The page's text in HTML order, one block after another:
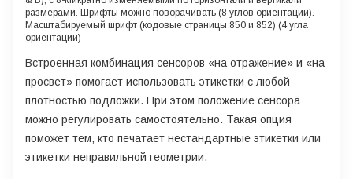
размерами. Шрифты можно поворачивать (8 углов ориентации).
Масштабируемый шрифт (кодовые страницы 850 и 852) (4 угла
ориентации)
Встроенная комбинация сенсоров «на отражение» и «на
просвет» помогает использовать этикетки с любой
плотностью подложки. При этом положение сенсора
можно регулировать самостоятельно. Такая опция
поможет тем, кто печатает нестандартные этикетки или
этикетки неправильной геометрии.